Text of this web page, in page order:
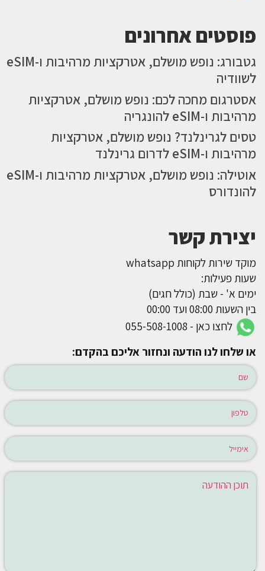
פוסטים אחרונים
גטבורג: נופש מושלם, אטרקציות מרהיבות ו-eSIM
לשוודיה
אסטרגום מחכה לכם: נופש מושלם, אטרקציות
מרהיבות ו-eSIM להונגריה
טסים לגרינלנד? נופש מושלם, אטרקציות
מרהיבות ו-eSIM לדרום גרינלנד
אוטילה: נופש מושלם, אטרקציות מרהיבות ו-eSIM
להונדורס
יצירת קשר
מוקד שירות לקוחות whatsapp
שעות פעילות:
ימים א' - שבת (כולל חגים)
בין השעות 08:00 ועד 00:00
לחצו כאן - 055-508-1008
או שלחו לנו הודעה ונחזור אליכם בהקדם: